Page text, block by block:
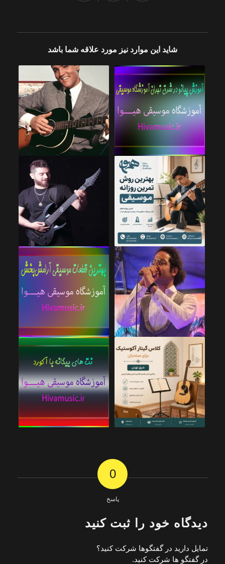
شاید این موارد نیز مورد علاقه شما باشد
0
پاسخ
دیدگاه خود را ثبت کنید
تمایل دارید در گفتگوها شرکت کنید؟
در گفتگو ها شرکت کنید.